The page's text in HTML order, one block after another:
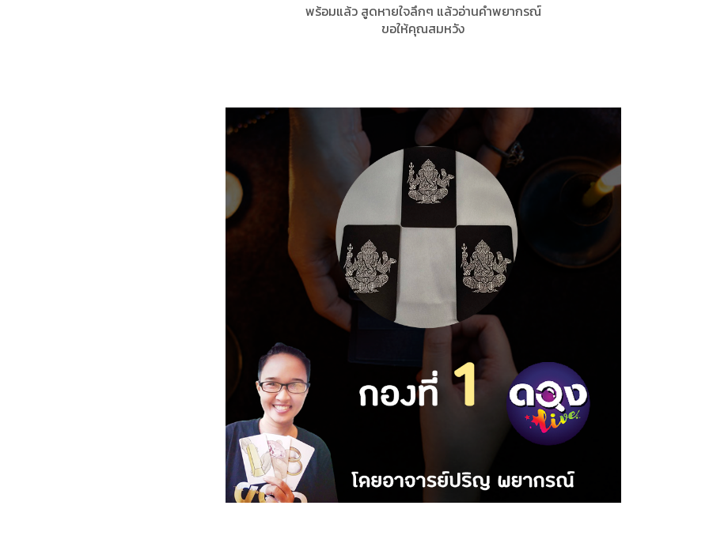
พร้อมแล้ว สูดหายใจลึกๆ แล้วอ่านคำพยากรณ์
ขอให้คุณสมหวัง